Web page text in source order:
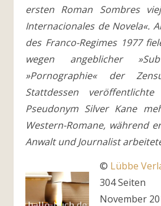
ersten Roman Sombres
Internacionales de Novela«.
des Franco-Regimes 1977
wegen angeblicher
»Pornographie« der
Stattdessen
Pseudonym Silver Kane
Western-Romane, während
Anwalt und Journalist
© Lübbe
304 Seiten
November